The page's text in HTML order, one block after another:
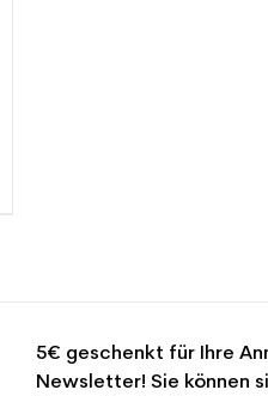
5€ geschenkt für Ihre
Newsletter! Sie können